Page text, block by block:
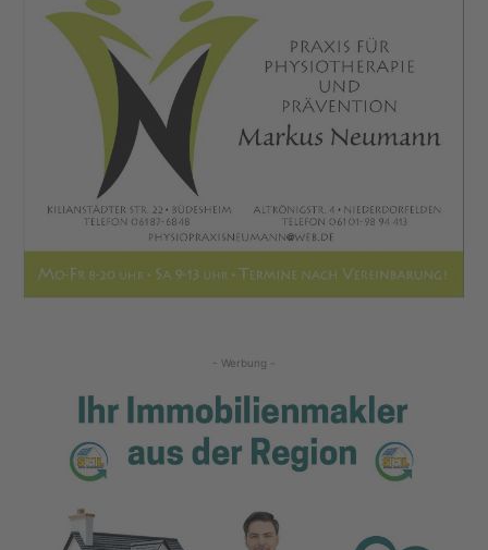
- Werbung -